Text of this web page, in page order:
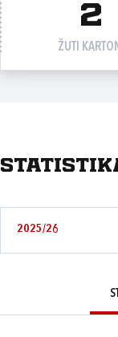
2
ŽUTI KARTONI
2025/26